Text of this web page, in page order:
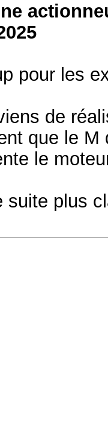
pour les
de
que le
le
suite plus